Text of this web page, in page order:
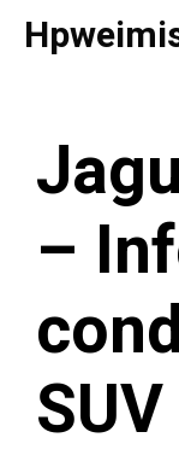
Saltar
–